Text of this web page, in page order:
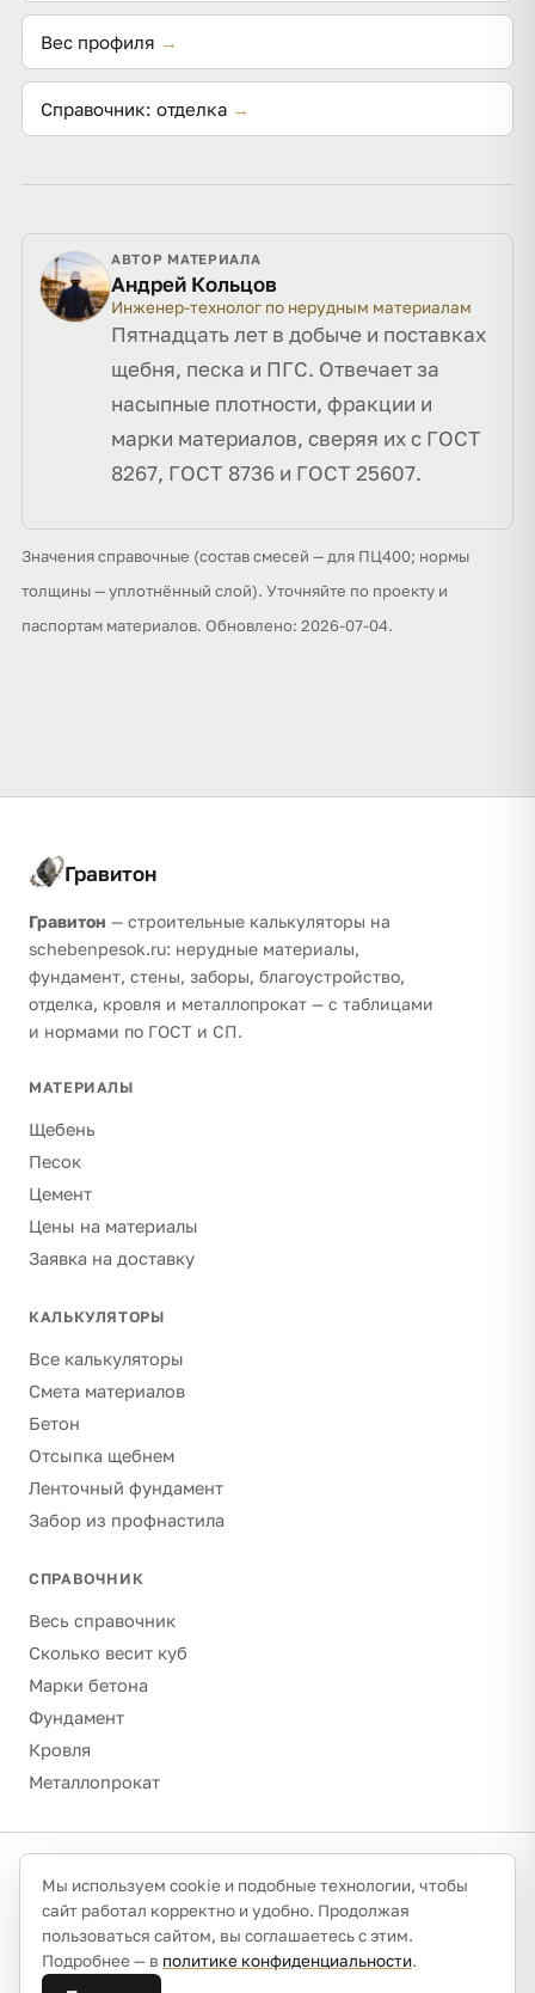
Вес профиля →
Справочник: отделка →
АВТОР МАТЕРИАЛА
Андрей Кольцов
Инженер-технолог по нерудным материалам
Пятнадцать лет в добыче и поставках
щебня, песка и ПГС. Отвечает за
насыпные плотности, фракции и
марки материалов, сверяя их с ГОСТ
8267, ГОСТ 8736 и ГОСТ 25607.
Значения справочные (состав смесей — для ПЦ400; нормы
толщины — уплотнённый слой). Уточняйте по проекту и
паспортам материалов. Обновлено: 2026-07-04.
Гравитон
Гравитон — строительные калькуляторы на
schebenpesok.ru: нерудные материалы,
фундамент, стены, заборы, благоустройство,
отделка, кровля и металлопрокат — с таблицами
и нормами по ГОСТ и СП.
МАТЕРИАЛЫ
Щебень
Песок
Цемент
Цены на материалы
Заявка на доставку
КАЛЬКУЛЯТОРЫ
Все калькуляторы
Смета материалов
Бетон
Отсыпка щебнем
Ленточный фундамент
Забор из профнастила
СПРАВОЧНИК
Весь справочник
Сколько весит куб
Марки бетона
Фундамент
Кровля
Металлопрокат
Разработка отиванов.сайт
О проекте и контактыПолитика конфиденциальности
Обработка персональных данных
Плотности указаны ориентировочно (насыпные, сухое
Мы используем cookie и подобные технологии, чтобы
сайт работал корректно и удобно. Продолжая
пользоваться сайтом, вы соглашаетесь с этим.
Подробнее — в политике конфиденциальности.